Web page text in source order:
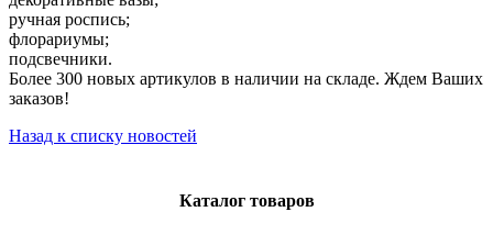
ручная роспись;
флорариумы;
подсвечники.
Более 300 новых артикулов в наличии на складе. Ждем Ваших
заказов!
Назад к списку новостей
Каталог товаров